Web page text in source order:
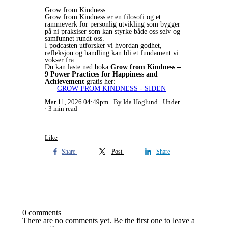
Grow from Kindness
Grow from Kindness er en filosofi og et
rammeverk for personlig utvikling som bygger
på ni praksiser som kan styrke både oss selv og
samfunnet rundt oss.
I podcasten utforsker vi hvordan godhet,
refleksjon og handling kan bli et fundament vi
vokser fra.
Du kan laste ned boka Grow from Kindness –
9 Power Practices for Happiness and
Achievement gratis her:
GROW FROM KINDNESS - SIDEN
Mar 11, 2026 04:49pm
By Ida Höglund
Under
3 min read
Like
Share Post Share
0 comments
There are no comments yet. Be the first one to leave a